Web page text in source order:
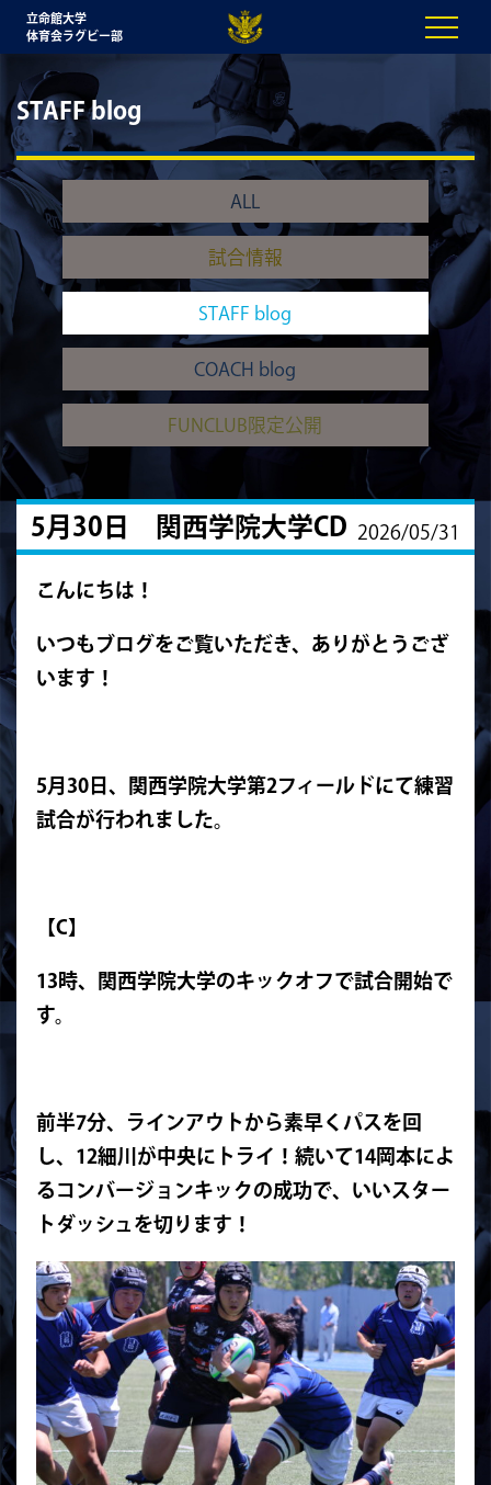
立命館大学
体育会ラグビー部
STAFF blog
ALL
試合情報
STAFF blog
COACH blog
FUNCLUB限定公開
5月30日 関西学院大学CD 2026/05/31
こんにちは！
いつもブログをご覧いただき、ありがとうござ
います！
5月30日、関西学院大学第2フィールドにて練習
試合が行われました。
【C】
13時、関西学院大学のキックオフで試合開始で
す。
前半7分、ラインアウトから素早くパスを回
し、12細川が中央にトライ！ 続いて14岡本によ
るコンバージョンキックの成功で、いいスター
トダッシュを切ります！